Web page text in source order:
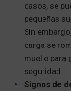
casos, se
pequeñas
Sin
carga se
muelle para
seguridad.
Signos de